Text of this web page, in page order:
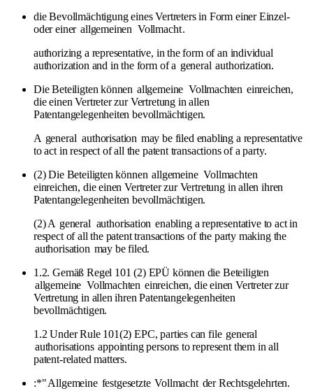
die Bevollmächtigung eines Vertreters in Form einer Einzel-
oder einer allgemeinen Vollmacht.
authorizing a representative, in the form of an individual
authorization and in the form of a general authorization.
Die Beteiligten können allgemeine Vollmachten einreichen,
die einen Vertreter zur Vertretung in allen
Patentangelegenheiten bevollmächtigen.
A general authorisation may be filed enabling a representative
to act in respect of all the patent transactions of a party.
(2) Die Beteiligten können allgemeine Vollmachten
einreichen, die einen Vertreter zur Vertretung in allen ihren
Patentangelegenheiten bevollmächtigen.
(2) A general authorisation enabling a representative to act in
respect of all the patent transactions of the party making the
authorisation may be filed.
1.2. Gemäß Regel 101 (2) EPÜ können die Beteiligten
allgemeine Vollmachten einreichen, die einen Vertreter zur
Vertretung in allen ihren Patentangelegenheiten
bevollmächtigen.
1.2 Under Rule 101(2) EPC, parties can file general
authorisations appointing persons to represent them in all
patent-related matters.
:*"Allgemeine festgesetzte Vollmacht der Rechtsgelehrten.